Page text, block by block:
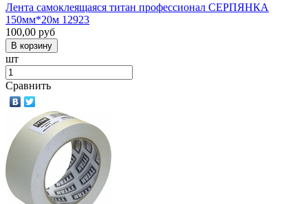
Лента самоклеящаяся титан профессионал СЕРПЯНКА
150мм*20м 12923
100,00 руб
шт
Сравнить